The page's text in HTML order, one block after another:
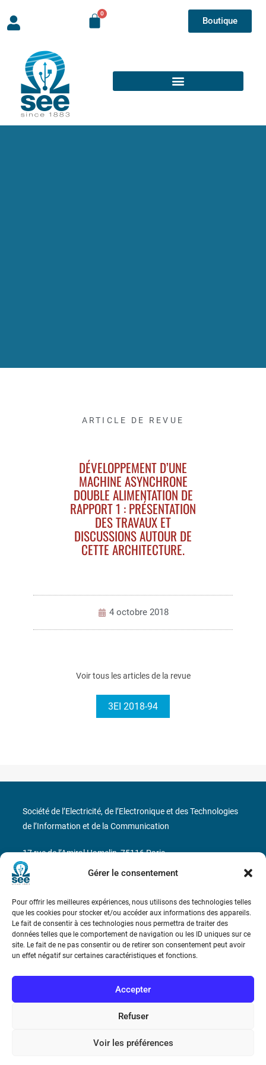
Gérer le consentement
Pour offrir les meilleures expériences, nous utilisons des technologies telles
que les cookies pour stocker et/ou accéder aux informations des appareils.
Le fait de consentir à ces technologies nous permettra de traiter des
données telles que le comportement de navigation ou les ID uniques sur ce
site. Le fait de ne pas consentir ou de retirer son consentement peut avoir
un effet négatif sur certaines caractéristiques et fonctions.
Accepter
Refuser
Voir les préférences
Boutique
ARTICLE DE REVUE
DÉVELOPPEMENT D’UNE
MACHINE ASYNCHRONE
DOUBLE ALIMENTATION DE
RAPPORT 1 : PRÉSENTATION
DES TRAVAUX ET
DISCUSSIONS AUTOUR DE
CETTE ARCHITECTURE.
4 octobre 2018
Voir tous les articles de la revue
3EI 2018-94
Bicentenaire des découvertes d’André-
Conditions Générales de Vente
Société de l’Electricité, de l’Electronique et des Technologies
de l’Information et de la Communication
17 rue de l’Amiral Hamelin75116 Paris
Métro : « Boissière » Ligne 6 et « Iéna » Ligne 9
Téléphone : (+33) 1 56 90 37 17
N° de SIREN : 785 393 232, Code APE : 9412Z TVA intra-
communautaire : FR44 785 393 232